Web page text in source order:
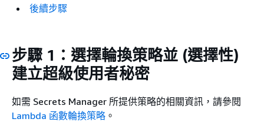
後續步驟
步驟 1：選擇輪換策略並 (選擇性)
建立超級使用者秘密
如需 Secrets Manager 所提供策略的相關資訊，請參閱
Lambda 函數輪換策略 。